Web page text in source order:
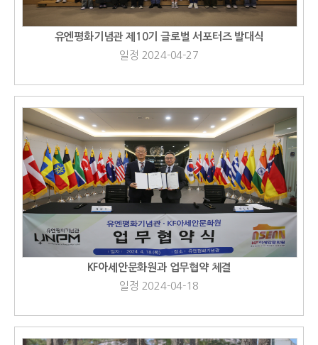
유엔평화기념관 제10기 글로벌 서포터즈 발대식
일정 2024-04-27
KF아세안문화원과 업무협약 체결
일정 2024-04-18